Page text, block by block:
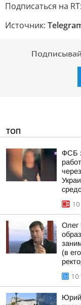
Подписаться на RT:
Источник:
ТОП
ФСБ
Олег
(в
Юрий